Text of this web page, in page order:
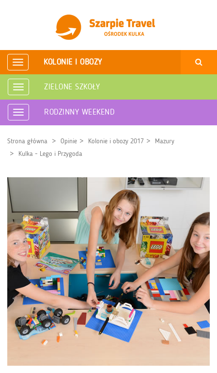
Rozwiń
nawigację
KOLONIE I OBOZY
Rozwiń
nawigację
ZIELONE SZKOŁY
Rozwiń
nawigację
RODZINNY WEEKEND
Strona główna Opinie Kolonie i obozy 2017
Mazury
Kulka - Lego i Przygoda